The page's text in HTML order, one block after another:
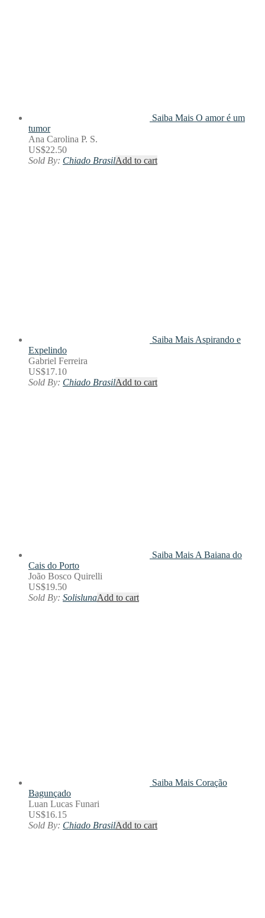
Saiba Mais O amor é um
tumor
Ana Carolina P. S.
US$22.50
Sold By: Chiado BrasilAdd to cart
Saiba Mais Aspirando e
Expelindo
Gabriel Ferreira
US$17.10
Sold By: Chiado BrasilAdd to cart
Saiba Mais A Baiana do
Cais do Porto
João Bosco Quirelli
US$19.50
Sold By: SolislunaAdd to cart
Saiba Mais Coração
Bagunçado
Luan Lucas Funari
US$16.15
Sold By: Chiado BrasilAdd to cart